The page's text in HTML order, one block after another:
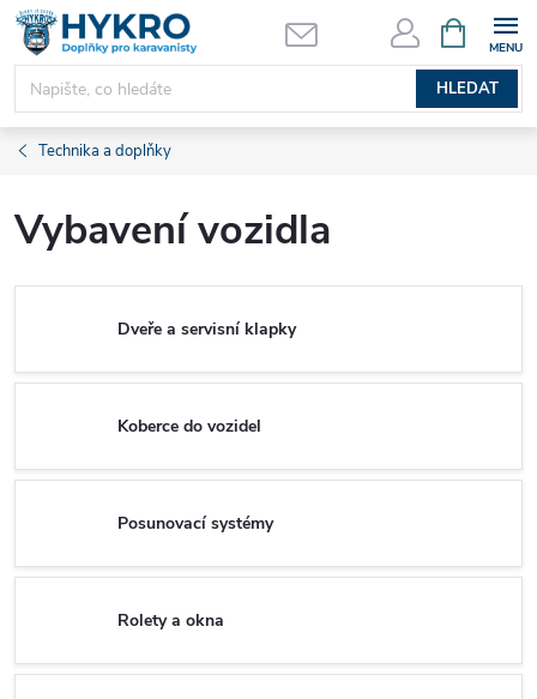
Přejít
obsah
HLEDAT
NÁKUPNÍ
KOŠÍK
Technika a doplňky
Vybavení vozidla
Dveře a servisní klapky
Koberce do vozidel
Posunovací systémy
Rolety a okna